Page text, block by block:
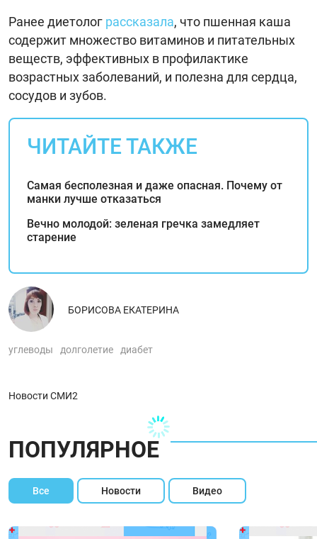
Ранее диетолог рассказала, что пшенная каша
содержит множество витаминов и питательных
веществ, эффективных в профилактике
возрастных заболеваний, и полезна для сердца,
сосудов и зубов.
ЧИТАЙТЕ ТАКЖЕ
Самая бесполезная и даже опасная. Почему от
манки лучше отказаться
Вечно молодой: зеленая гречка замедляет
старение
БОРИСОВА ЕКАТЕРИНА
углеводы долголетие диабет
Новости СМИ2
ПОПУЛЯРНОЕ
Все Новости Видео